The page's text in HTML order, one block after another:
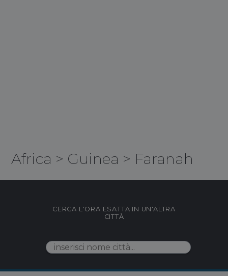
Africa > Guinea > Faranah
CERCA L'ORA ESATTA IN UN'ALTRA
CITTÀ